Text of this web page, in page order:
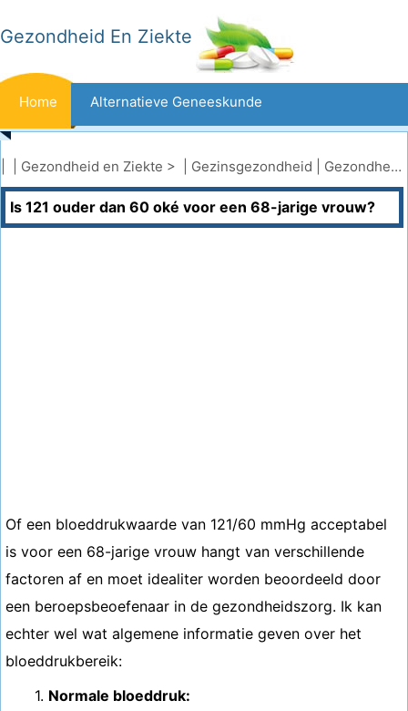
Gezondheid En Ziekte
Home Alternatieve Geneeskunde
Beten En Steken Kanker
Aandoeningen En Behandelingen Mond- En Tandzorg
Gezondheid en Ziekte > | Gezinsgezondheid Gezondheid van senioren
Is 121 ouder dan 60 oké voor een 68-jarige vrouw?
Of een bloeddrukwaarde van 121/60 mmHg acceptabel
is voor een 68-jarige vrouw hangt van verschillende
factoren af ​​en moet idealiter worden beoordeeld door
een beroepsbeoefenaar in de gezondheidszorg. Ik kan
echter wel wat algemene informatie geven over het
bloeddrukbereik:
1. Normale bloeddruk: